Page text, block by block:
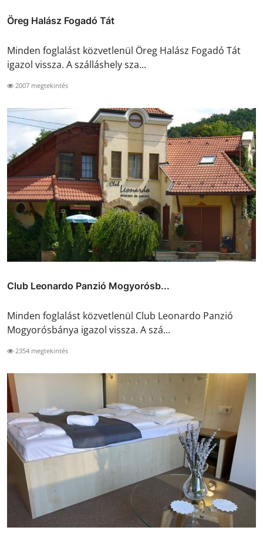
Öreg Halász Fogadó Tát
Minden foglalást közvetlenül Öreg Halász Fogadó Tát
igazol vissza. A szálláshely sza...
2007 megtekintés
Club Leonardo Panzió Mogyorósb...
Minden foglalást közvetlenül Club Leonardo Panzió
Mogyorósbánya igazol vissza. A szá...
2354 megtekintés